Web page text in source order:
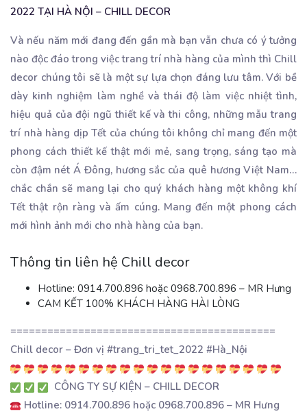
2022 TẠI HÀ NỘI – CHILL DECOR
Và nếu năm mới đang đến gần mà bạn vẫn chưa có ý tưởng
nào độc đáo trong việc trang trí nhà hàng của mình thì Chill
decor chúng tôi sẽ là một sự lựa chọn đáng lưu tâm. Với bề
dày kinh nghiệm làm nghề và thái độ làm việc nhiệt tình,
hiệu quả của đội ngũ thiết kế và thi công, những mẫu trang
trí nhà hàng dịp Tết của chúng tôi không chỉ mang đến một
phong cách thiết kế thật mới mẻ, sang trọng, sáng tạo mà
còn đậm nét Á Đông, hương sắc của quê hương Việt Nam…
chắc chắn sẽ mang lại cho quý khách hàng một không khí
Tết thật rộn ràng và ấm cúng. Mang đến một phong cách
mới hình ảnh mới cho nhà hàng của bạn.
Thông tin liên hệ Chill decor
Hotline: 0914.700.896 hoặc 0968.700.896 – MR Hưng
CAM KẾT 100% KHÁCH HÀNG HÀI LÒNG
===========================================
Chill decor – Đơn vị #trang_tri_tet_2022 #Hà_Nội
CÔNG TY SỰ KIỆN – CHILL DECOR
Hotline: 0914.700.896 hoặc 0968.700.896 – MR Hưng